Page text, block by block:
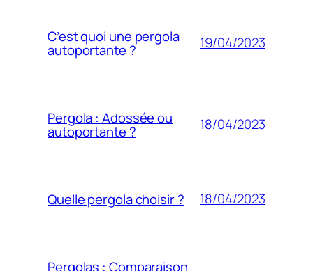
C’est quoi une pergola
autoportante ? 19/04/2023
Pergola : Adossée ou
autoportante ? 18/04/2023
Quelle pergola choisir ? 18/04/2023
Pergolas : Comparaison